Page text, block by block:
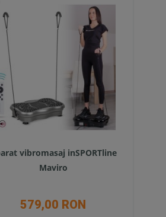
vibromasaj inSPORTline
Maviro
579,00 RON